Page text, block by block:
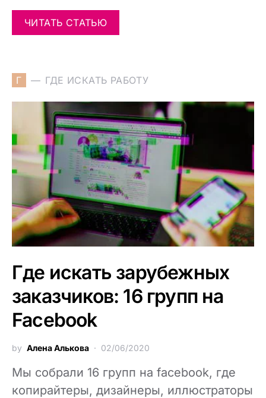
ЧИТАТЬ СТАТЬЮ
Г ГДЕ ИСКАТЬ РАБОТУ
Где искать зарубежных
заказчиков: 16 групп на
Facebook
by Алена Алькова 02/06/2020
Мы собрали 16 групп на facebook, где
копирайтеры, дизайнеры, иллюстраторы